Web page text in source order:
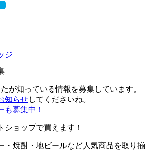
が知っている情報を募集しています。
知らせしてくださいね。
ショップで買えます！
・焼酎・地ビールなど人気商品を取り揃